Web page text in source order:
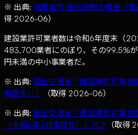
※ 出典: 消費者庁 表示規制の概要（景
得 2026-06）
建設業許可業者数は令和6年度末（
483,700業者にのぼり、その99.5%
円未満の中小事業者だ。
※ 出典: 国土交通省「建設業許可業
年度末）」
（取得 2026-06）
※ 出典: 国土交通省「建設業許可業者
（令和6年3月末現在）」PDF（取得